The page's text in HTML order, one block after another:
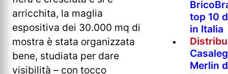
arricchita, la maglia
espositiva dei 30.000 mq di
mostra è stata organizzata
bene, studiata per dare
visibilità – con tocco
top 10
in Italia
Merlin